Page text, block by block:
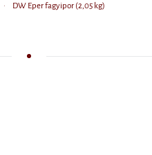
DW Eper fagyipor (2,05 kg)